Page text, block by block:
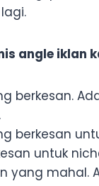
angle iklan
berkesan.
berkesan
untuk
yang mahal.